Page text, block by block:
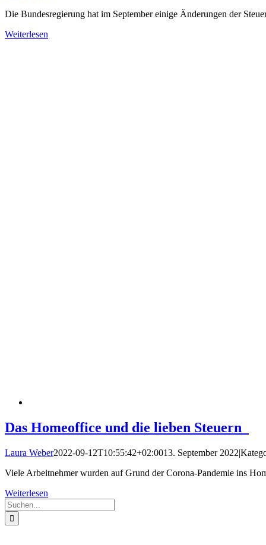
Die Bundesregierung hat im September einige Änderungen der
Weiterlesen
Das Homeoffice und die lieben Steuern
Laura Weber2022-09-12T10:55:42+02:0013. September 2022|
Viele Arbeitnehmer wurden auf Grund der Corona-Pandemie ins
Weiterlesen
Suche
nach: